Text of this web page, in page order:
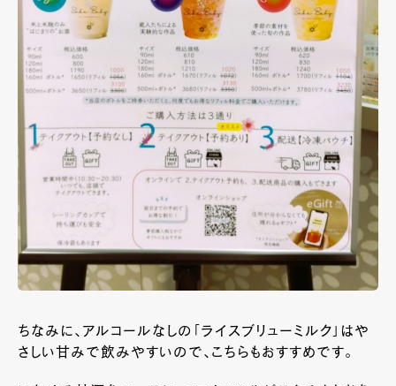
ちなみに、アルコールなしの「ライスブリューミルク」はや
さしい甘みで飲みやすいので、こちらもおすすめです。